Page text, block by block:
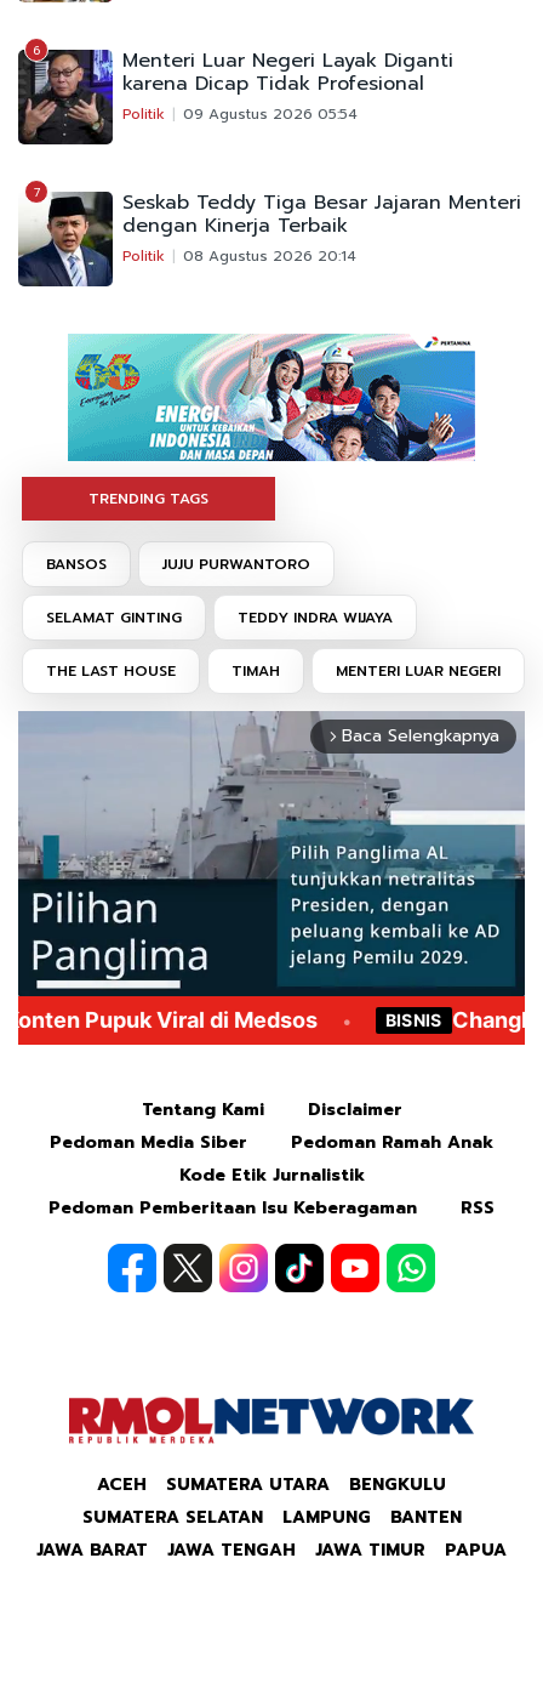
6 Menteri Luar Negeri Layak Diganti
karena Dicap Tidak Profesional
Politik 09 Agustus 2026 05:54
7 Seskab Teddy Tiga Besar Jajaran Menteri
dengan Kinerja Terbaik
Politik 08 Agustus 2026 20:14
TRENDING TAGS
BANSOS JUJU PURWANTORO
SELAMAT GINTING TEDDY INDRA WIJAYA
THE LAST HOUSE TIMAH MENTERI LUAR NEGERI
arrow_forward_ios Baca Selengkapnya
Tentang Kami
Disclaimer
Pedoman Media Siber
Pedoman Ramah Anak
Kode Etik Jurnalistik
Pedoman Pemberitaan Isu Keberagaman
RSS
ACEH SUMATERA UTARA
BENGKULU
SUMATERA SELATAN
LAMPUNG
BANTEN
JAWA BARAT
JAWA TENGAH JAWA TIMUR PAPUA